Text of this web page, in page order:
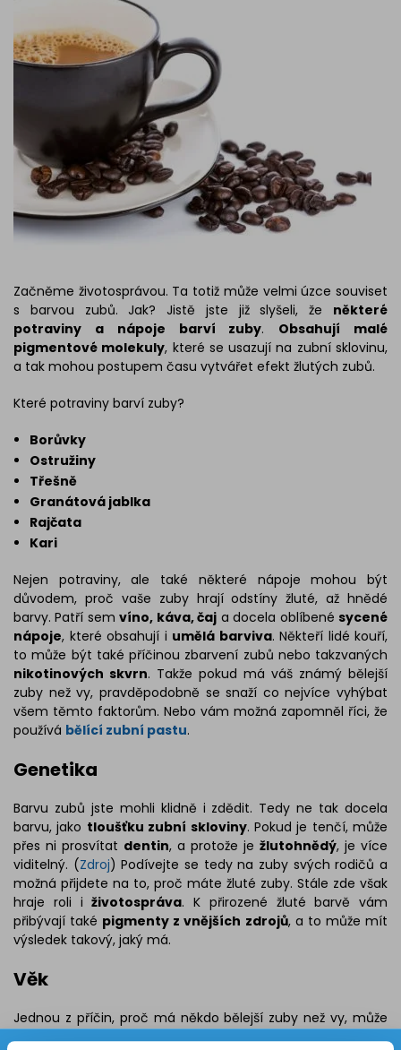
Začněme životosprávou. Ta totiž může velmi úzce souviset
s barvou zubů. Jak? Jistě jste již slyšeli, že některé
potraviny a nápoje barví zuby. Obsahují malé
pigmentové molekuly, které se usazují na zubní sklovinu,
a tak mohou postupem času vytvářet efekt žlutých zubů.
Které potraviny barví zuby?
Borůvky
Ostružiny
Třešně
Granátová jablka
Rajčata
Kari
Nejen potraviny, ale také některé nápoje mohou být
důvodem, proč vaše zuby hrají odstíny žluté, až hnědé
barvy. Patří semvíno, káva, čaj a docela oblíbenésycené
nápoje, které obsahují i ​​ umělá barviva. Někteří lidé kouří,
to může být také příčinou zbarvení zubů nebo takzvaných
nikotinových skvrn. Takže pokud má váš známý bělejší
zuby než vy, pravděpodobně se snaží co nejvíce vyhýbat
všem těmto faktorům. Nebo vám možná zapomněl říci, že
používá bělící zubní pastu.
Genetika
Barvu zubů jste mohli klidně i zdědit. Tedy ne tak docela
barvu, jako tloušťku zubní skloviny. Pokud je tenčí, může
přes ni prosvítat dentin, a protože je žlutohnědý, je více
viditelný. (Zdroj) Podívejte se tedy na zuby svých rodičů a
možná přijdete na to, proč máte žluté zuby. Stále zde však
hraje roli iživotospráva. K přirozené žluté barvě vám
přibývají také pigmenty z vnějších zdrojů, a to může mít
výsledek takový, jaký má.
Věk
Jednou z příčin, proč má někdo bělejší zuby než vy, může
být i váš věk. Věkem se totižzubní sklovina ztenčuje,